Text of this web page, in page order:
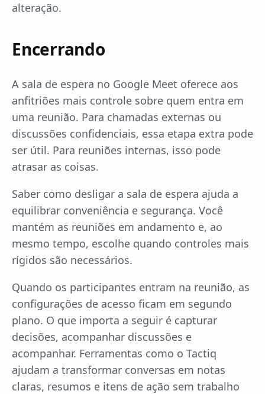
alteração.
Encerrando
A sala de espera no Google Meet oferece aos
anfitriões mais controle sobre quem entra em
uma reunião. Para chamadas externas ou
discussões confidenciais, essa etapa extra pode
ser útil. Para reuniões internas, isso pode
atrasar as coisas.
Saber como desligar a sala de espera ajuda a
equilibrar conveniência e segurança. Você
mantém as reuniões em andamento e, ao
mesmo tempo, escolhe quando controles mais
rígidos são necessários.
Quando os participantes entram na reunião, as
configurações de acesso ficam em segundo
plano. O que importa a seguir é capturar
decisões, acompanhar discussões e
acompanhar. Ferramentas como o Tactiq
ajudam a transformar conversas em notas
claras, resumos e itens de ação sem trabalho